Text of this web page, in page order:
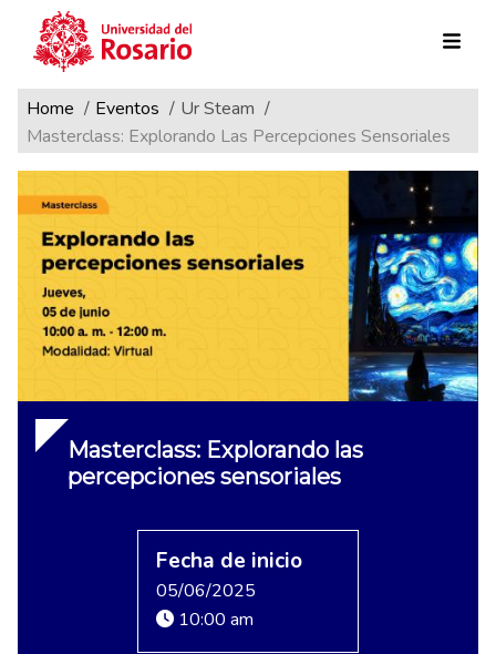
Pasar al contenido principal
Ruta de navegación
Home Eventos
Ur Steam
Masterclass: Explorando Las Percepciones Sensoriales
Masterclass: Explorando las
percepciones sensoriales
Fecha de inicio
05/06/2025
10:00 am